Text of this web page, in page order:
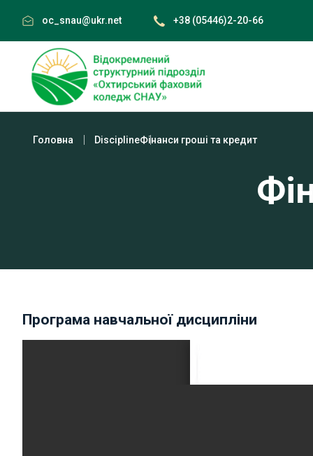
content
oc_snau@ukr.net +38 (05446)2-20-66
Головна DisciplineФінанси гроші та кредит
Програма навчальної дисципліни